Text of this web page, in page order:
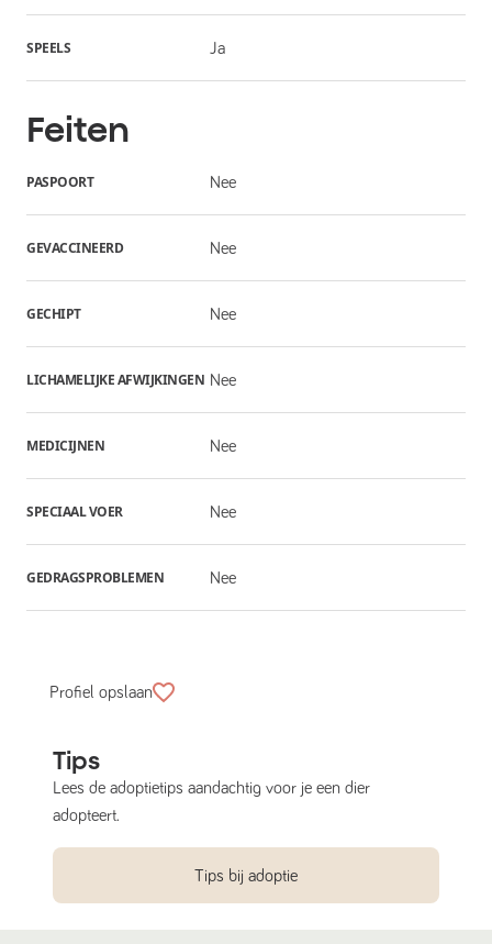
SPEELS Ja
Feiten
PASPOORT Nee
GEVACCINEERD Nee
GECHIPT Nee
LICHAMELIJKE AFWIJKINGEN Nee
MEDICIJNEN Nee
SPECIAAL VOER Nee
GEDRAGSPROBLEMEN Nee
Profiel opslaan
Tips
Lees de adoptietips aandachtig voor je een dier
adopteert.
Tips bij adoptie